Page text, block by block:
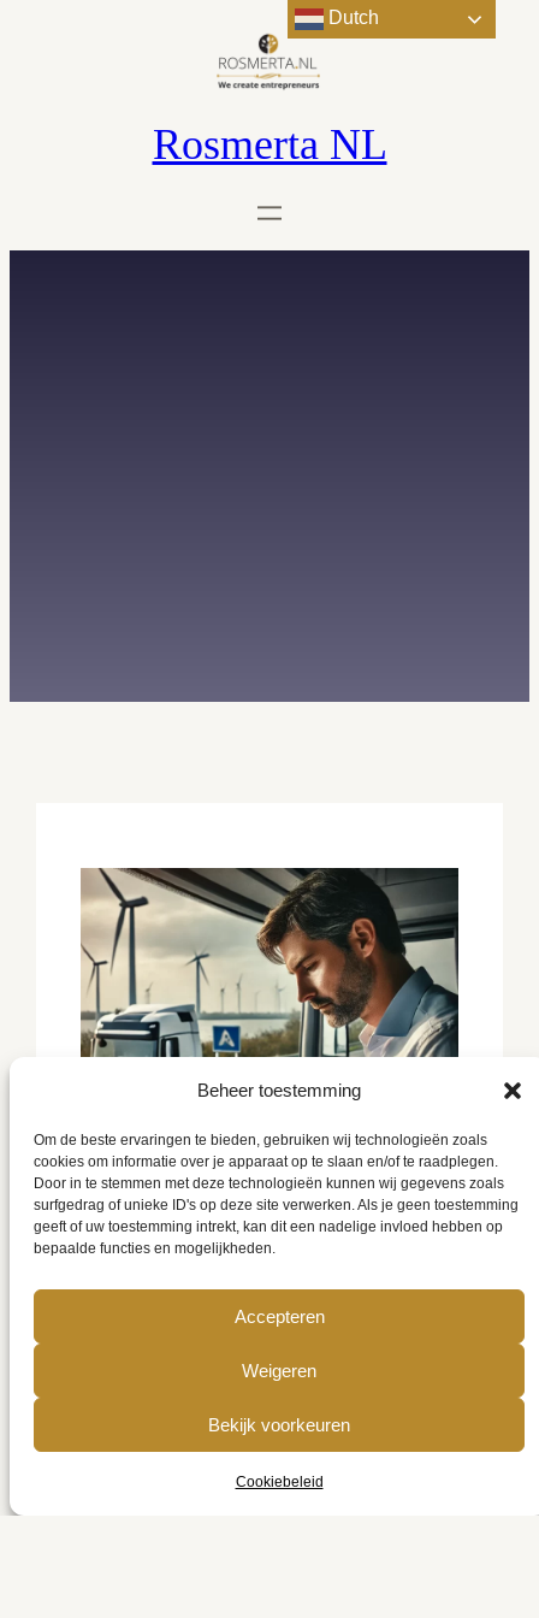
Beheer toestemming
Om de beste ervaringen te bieden, gebruiken wij technologieën zoals
cookies om informatie over je apparaat op te slaan en/of te raadplegen.
Door in te stemmen met deze technologieën kunnen wij gegevens zoals
surfgedrag of unieke ID's op deze site verwerken. Als je geen toestemming
geeft of uw toestemming intrekt, kan dit een nadelige invloed hebben op
bepaalde functies en mogelijkheden.
Accepteren
Weigeren
Bekijk voorkeuren
Cookiebeleid
Rosmerta NL
Verplichtingen rond
belastingaangifte
Starten als vrachtwagenchauffeur
6 februari 2025
Dutch